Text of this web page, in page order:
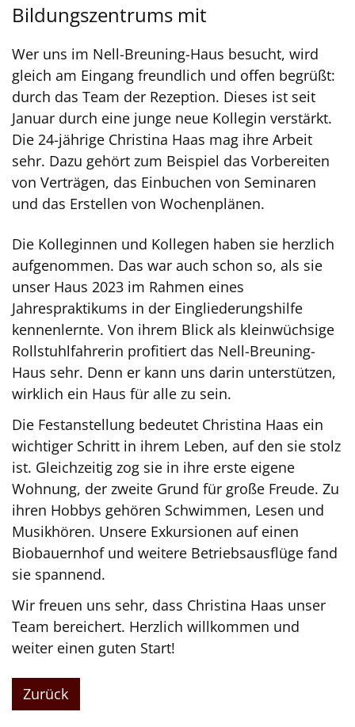
Bildungszentrums mit
Wer uns im Nell-Breuning-Haus besucht, wird
gleich am Eingang freundlich und offen begrüßt:
durch das Team der Rezeption. Dieses ist seit
Januar durch eine junge neue Kollegin verstärkt.
Die 24-jährige Christina Haas mag ihre Arbeit
sehr. Dazu gehört zum Beispiel das Vorbereiten
von Verträgen, das Einbuchen von Seminaren
und das Erstellen von Wochenplänen.
Die Kolleginnen und Kollegen haben sie herzlich
aufgenommen. Das war auch schon so, als sie
unser Haus 2023 im Rahmen eines
Jahrespraktikums in der Eingliederungshilfe
kennenlernte. Von ihrem Blick als kleinwüchsige
Rollstuhlfahrerin profitiert das Nell-Breuning-
Haus sehr. Denn er kann uns darin unterstützen,
wirklich ein Haus für alle zu sein.
Die Festanstellung bedeutet Christina Haas ein
wichtiger Schritt in ihrem Leben, auf den sie stolz
ist. Gleichzeitig zog sie in ihre erste eigene
Wohnung, der zweite Grund für große Freude. Zu
ihren Hobbys gehören Schwimmen, Lesen und
Musikhören. Unsere Exkursionen auf einen
Biobauernhof und weitere Betriebsausflüge fand
sie spannend.
Wir freuen uns sehr, dass Christina Haas unser
Team bereichert. Herzlich willkommen und
weiter einen guten Start!
Zurück